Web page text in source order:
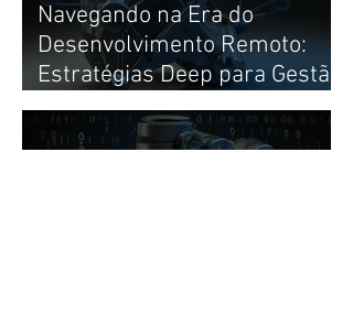
Navegando na Era do
Desenvolvimento Remoto:
Estratégias Deep para Gestão
de Times de Alto
Desempenho